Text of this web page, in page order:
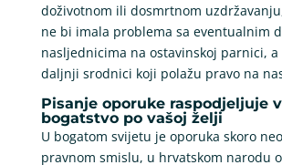
doživotnom ili dosmrtnom
ne bi imala problema sa eventualnim
nasljednicima na ostavinskoj parnici, a
daljnji srodnici koji polažu pravo na
Pisanje oporuke raspodjeljuje
bogatstvo po vašoj želji
U bogatom svijetu je oporuka skoro
pravnom smislu, u hrvatskom narodu